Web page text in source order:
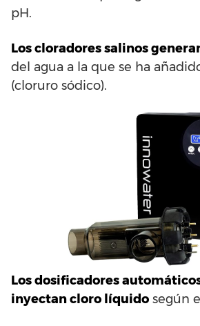
pH.
Los cloradores salinos
del agua a la que se ha
(cloruro sódico).
Los dosificadores
inyectan cloro líquido según